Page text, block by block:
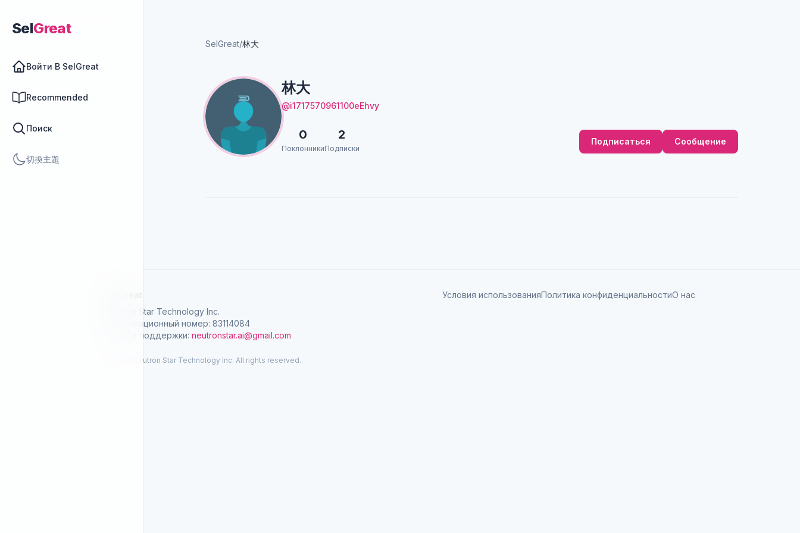
SelGreat
Войти В SelGreat
Recommended
Поиск
切換主題
SelGreat/林大
林大
@i1717570961100eEhvy
0
Поклонники
2
Подписки
Подписаться Сообщение
Neutron Star Technology Inc.
Регистрационный номер: 83114084
Служба поддержки: neutronstar.ai@gmail.com
Условия использованияПолитика конфиденциальностиО нас
© 2026 Neutron Star Technology Inc. All rights reserved.